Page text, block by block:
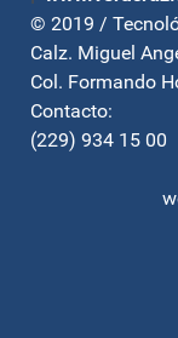
© 2019 /
Calz. Miguel
Col. Formando
Contacto:
(229) 934 15 00